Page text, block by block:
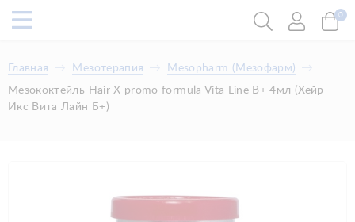
0
Главная Мезотерапия
Mesopharm (Мезофарм)
Мезококтейль Hair X promo formula Vita Line B+ 4мл (Хейр
Икс Вита Лайн Б+)